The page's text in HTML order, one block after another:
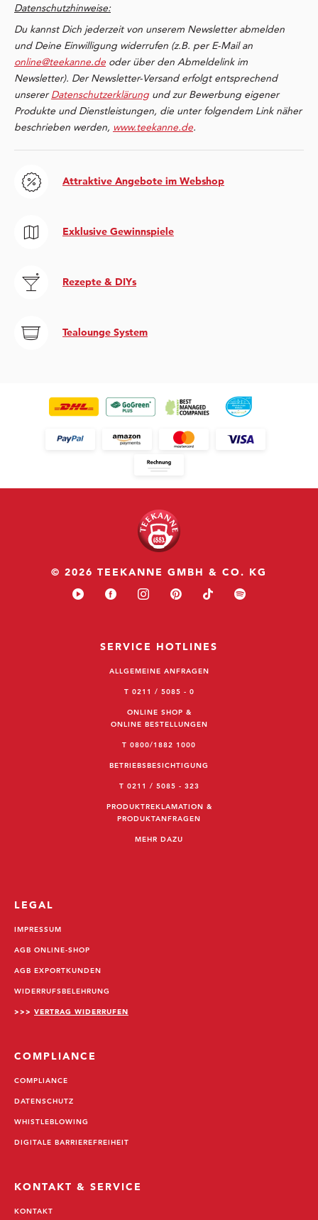
Datenschutzhinweise:
Du kannst Dich jederzeit von unserem Newsletter abmelden
und Deine Einwilligung widerrufen (z.B. per E-Mail an
online@teekanne.de oder über den Abmeldelink im
Newsletter). Der Newsletter-Versand erfolgt entsprechend
unsererDatenschutzerklärung und zur Bewerbung eigener
Produkte und Dienstleistungen, die unter folgendem Link näher
beschrieben werden, www.teekanne.de.
Attraktive Angebote im Webshop
Exklusive Gewinnspiele
Rezepte & DIYs
Tealounge System
© 2026 TEEKANNE GMBH & CO. KG
SERVICE HOTLINES
ALLGEMEINE ANFRAGEN
T 0211 / 5085 - 0
ONLINE SHOP &
ONLINE BESTELLUNGEN
T 0800/1882 1000
BETRIEBSBESICHTIGUNG
T 0211 / 5085 - 323
PRODUKTREKLAMATION &
PRODUKTANFRAGEN
MEHR DAZU
LEGAL
IMPRESSUM
AGB ONLINE-SHOP
AGB EXPORTKUNDEN
WIDERRUFSBELEHRUNG
>>> VERTRAG WIDERRUFEN
COMPLIANCE
COMPLIANCE
DATENSCHUTZ
WHISTLEBLOWING
DIGITALE BARRIEREFREIHEIT
KONTAKT & SERVICE
KONTAKT